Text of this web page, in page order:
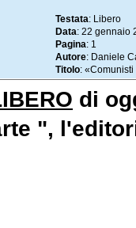
Testata: Libero
Data: 22 gennaio
Pagina: 1
Autore: Daniele
Titolo:
di
",